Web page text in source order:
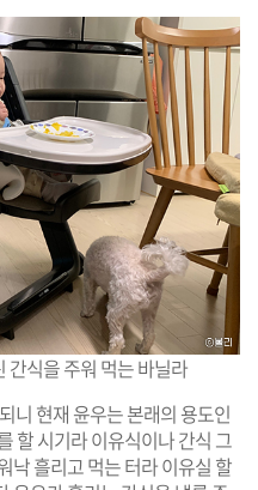
간식을 주워 먹는 바닐라
니 현재 윤우는 본래의 용도인
할 시기라 이유식이나 간식 그
낙 흘리고 먹는 터라 이유실 할